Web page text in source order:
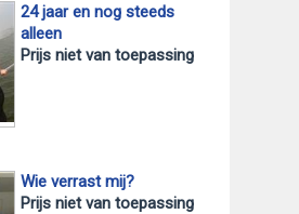
24 jaar en nog steeds
alleen
Prijs niet van toepassing
Wie verrast mij?
Prijs niet van toepassing